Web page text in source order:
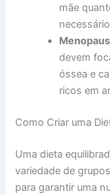
mãe
devem
óssea e
ricos em
Como Criar uma
Uma dieta
variedade de
para garantir uma